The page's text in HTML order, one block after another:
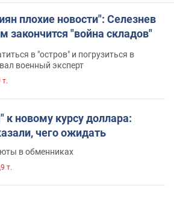
плохие новости": Селезнев
закончится "война складов"
в "остров" и погрузиться в
военный эксперт
т.
к новому курсу доллара:
чего ожидать
в обменниках
т.